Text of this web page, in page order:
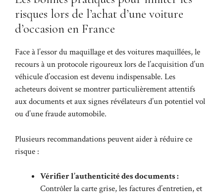
risques lors de l’achat d’une voiture
d’occasion en France
Face à l’essor du maquillage et des voitures maquillées, le
recours à un protocole rigoureux lors de l’acquisition d’un
véhicule d’occasion est devenu indispensable. Les
acheteurs doivent se montrer particulièrement attentifs
aux documents et aux signes révélateurs d’un potentiel vol
ou d’une fraude automobile.
Plusieurs recommandations peuvent aider à réduire ce
risque :
Vérifier l’authenticité des documents :
Contrôler la carte grise, les factures d’entretien, et